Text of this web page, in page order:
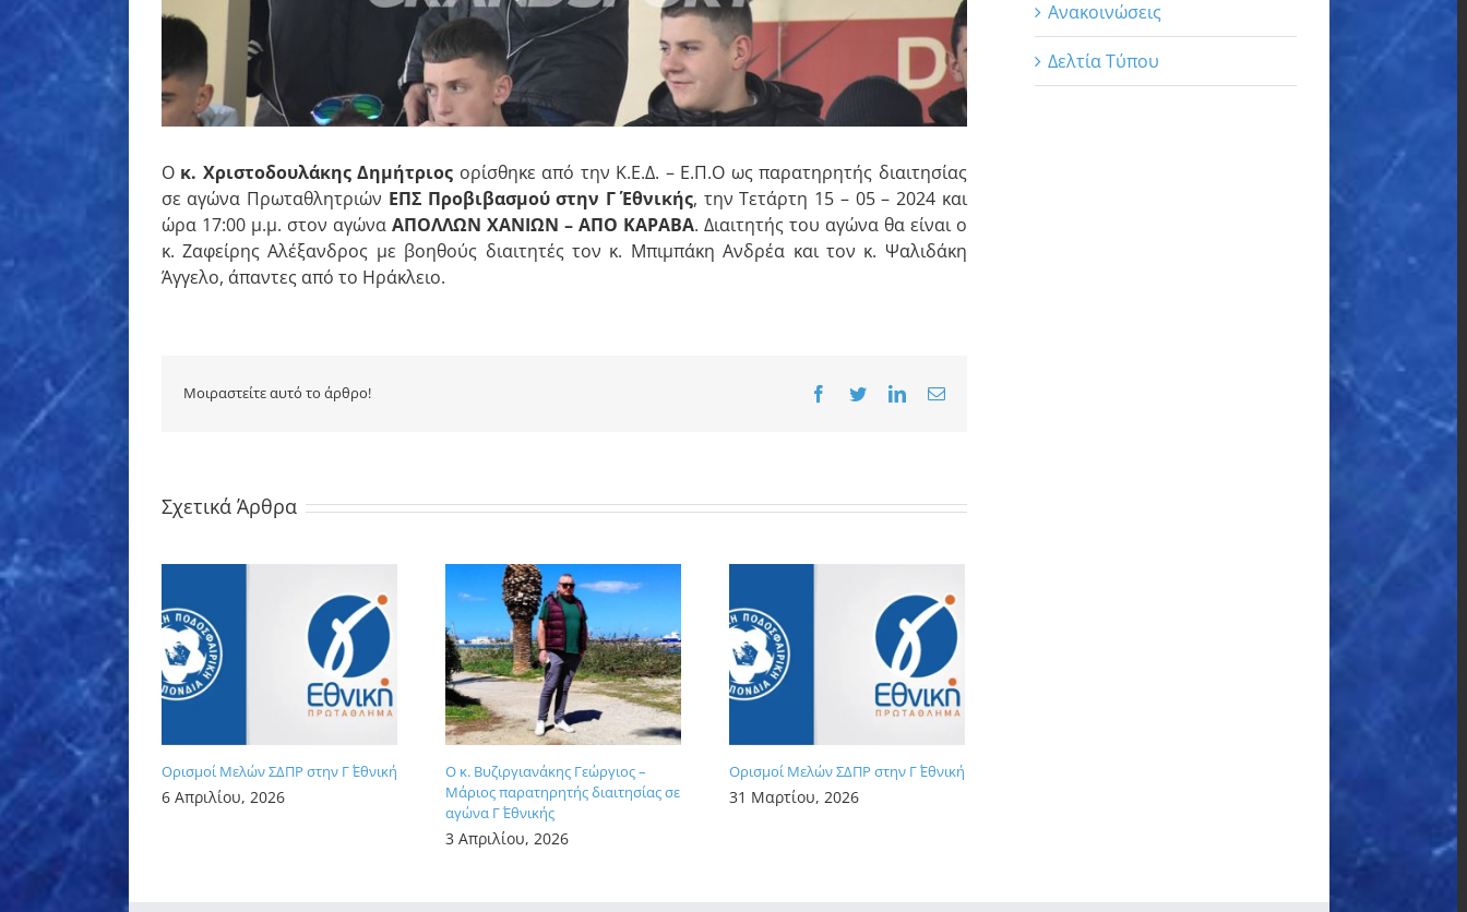
Ο κ. Χριστοδουλάκης Δημήτριος ορίσθηκε από την Κ.Ε.Δ. – Ε.Π.Ο ως παρατηρητής διαιτησίας
σε αγώνα Πρωταθλητριών ΕΠΣ Προβιβασμού στην Γ΄ Εθνικής, την Τετάρτη 15 – 05 – 2024 και
ώρα 17:00 μ.μ. στον αγώνα ΑΠΟΛΛΩΝ ΧΑΝΙΩΝ – ΑΠΟ ΚΑΡΑΒΑ. Διαιτητής του αγώνα θα είναι ο
κ. Ζαφείρης Αλέξανδρος με βοηθούς διαιτητές τον κ. Μπιμπάκη Ανδρέα και τον κ. Ψαλιδάκη
Άγγελο, άπαντες από το Ηράκλειο.
Μοιραστείτε αυτό το άρθρο! Facebook
TwitterLinkedInEmail
Σχετικά Άρθρα
Ορισμοί Μελών ΣΔΠΡ στην Γ΄ Εθνική
6 Απριλίου, 2026
Ο κ. Βυζιργιανάκης Γεώργιος –
Μάριος παρατηρητής διαιτησίας σε
αγώνα Γ΄ Εθνικής
3 Απριλίου, 2026
Ορισμοί Μελών ΣΔΠΡ στην Γ΄ Εθνική
31 Μαρτίου, 2026
Ανακοινώσεις
Δελτία Τύπου